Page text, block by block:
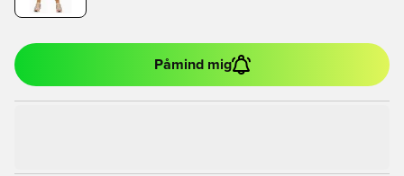
Påmind mig